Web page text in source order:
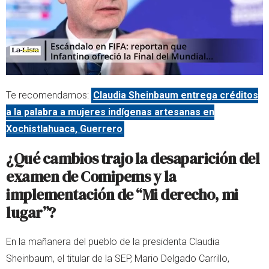
Te recomendamos: Claudia Sheinbaum entrega créditos
a la palabra a mujeres indígenas artesanas en
Xochistlahuaca, Guerrero
¿Qué cambios trajo la desaparición del
examen de Comipems y la
implementación de “Mi derecho, mi
lugar”?
En la mañanera del pueblo de la presidenta Claudia
Sheinbaum, el titular de la SEP, Mario Delgado Carrillo,